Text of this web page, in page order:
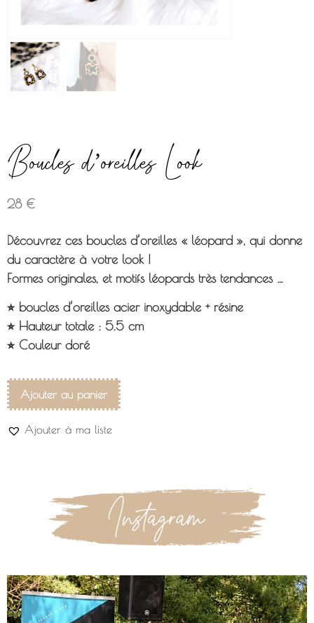
Boucles d’oreilles Look
28 €
Découvrez ces boucles d’oreilles « léopard », qui donne
du caractère à votre look !
Formes originales, et motifs léopards très tendances …
⭐︎ boucles d’oreilles acier inoxydable + résine
⭐︎ Hauteur totale : 5.5 cm
⭐︎ Couleur doré
Ajouter au panier
Ajouter à ma liste